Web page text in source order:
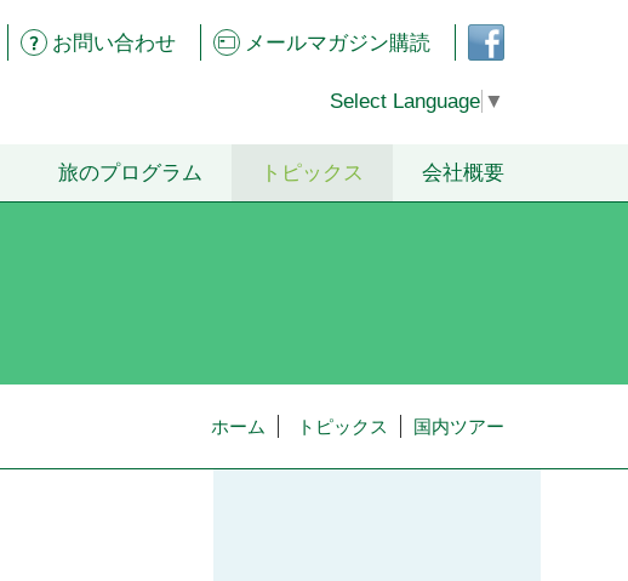
お問い合わせ メールマガジン購読
フェ
イス
クペ
ージ
旅のプログラム トピックス 会社概要
Select Language ▼
ホーム トピックス 国内ツアー